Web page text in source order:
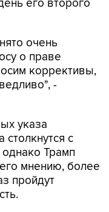
очень
коррективы,
-
указа
Трамп
мнению, более
пройдут
что